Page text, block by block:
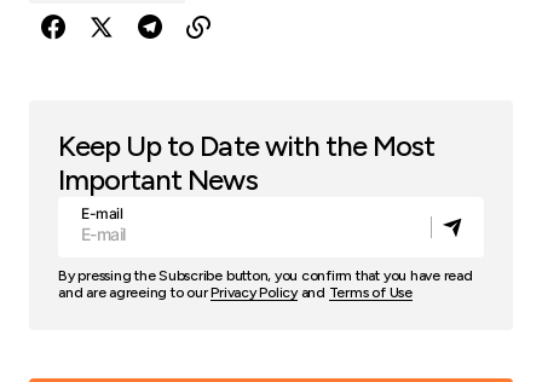
Keep Up to Date with the Most
Important News
E-mail
By pressing the Subscribe button, you confirm that you have read
and are agreeing to ourPrivacy Policyand Terms of Use